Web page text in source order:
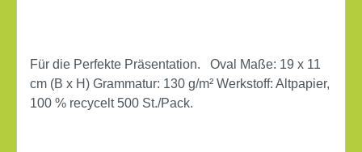
Für die Perfekte Präsentation. Oval Maße: 19 x 11
cm (B x H) Grammatur: 130 g/m² Werkstoff: Altpapier,
100 % recycelt 500 St./Pack.